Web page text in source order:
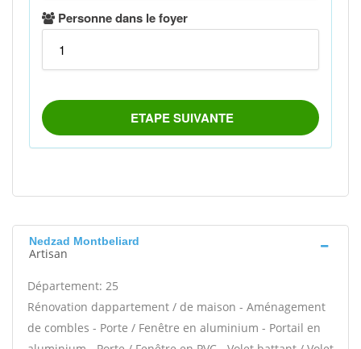
Nedzad Montbeliard
Artisan
Département: 25
Rénovation dappartement / de maison - Aménagement
de combles - Porte / Fenêtre en aluminium - Portail en